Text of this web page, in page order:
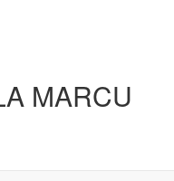
MARCU